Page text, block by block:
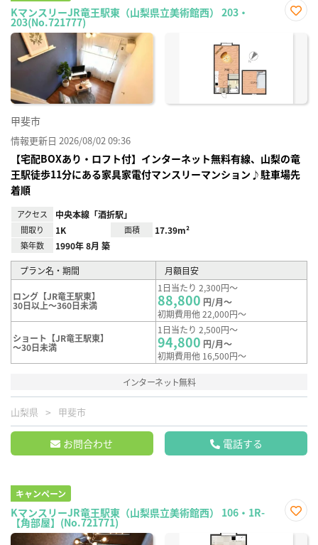
KマンスリーJR竜王駅東（山梨県立美術館西） 203・
203(No.721777)
に入
甲斐市
情報更新日 2026/08/02 09:36
【宅配BOXあり・ロフト付】インターネット無料有線、山梨の竜
王駅徒歩11分にある家具家電付マンスリーマンション♪駐車場先
着順
アクセス 中央本線「酒折駅」
間取り 1K 面積 17.39m²
築年数 1990年 8月 築
プラン名・期間 月額目安
ロング【JR竜王駅東】
30日以上～360日未満
1日当たり 2,300円～
88,800 円/月～
初期費用他 22,000円～
ショート【JR竜王駅東】
～30日未満
1日当たり 2,500円～
94,800 円/月～
初期費用他 16,500円～
インターネット無料
山梨県 甲斐市
お問合わせ 電話する
キャンペーン
KマンスリーJR竜王駅東（山梨県立美術館西） 106・1R-
【角部屋】(No.721771)
に入